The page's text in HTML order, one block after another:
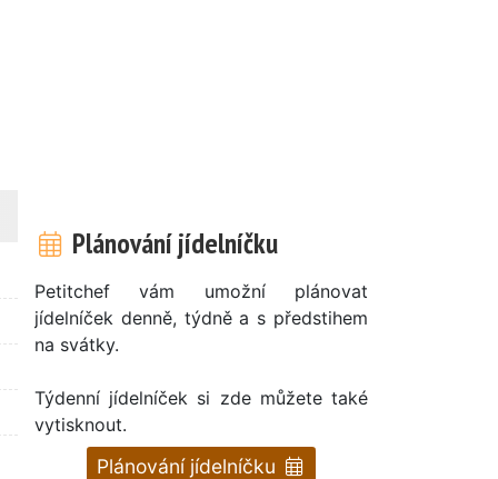
Plánování jídelníčku
Petitchef vám umožní plánovat
jídelníček denně, týdně a s předstihem
na svátky.
Týdenní jídelníček si zde můžete také
vytisknout.
Plánování jídelníčku